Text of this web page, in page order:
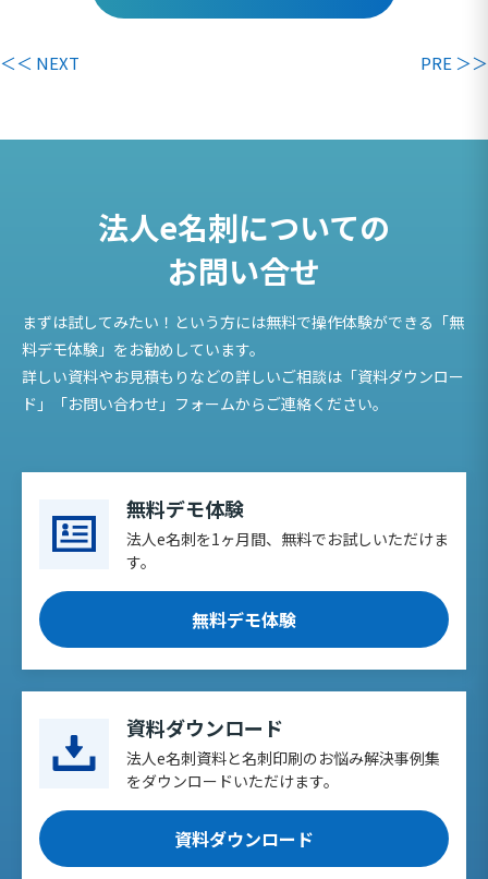
＜＜ NEXT PRE ＞＞
法人e名刺についての
お問い合せ
まずは試してみたい！という方には無料で操作体験ができる「無
料デモ体験」をお勧めしています。
詳しい資料やお見積もりなどの詳しいご相談は「資料ダウンロー
ド」「お問い合わせ」フォームからご連絡ください。
無料デモ体験
法人e名刺を1ヶ月間、無料でお試しいただけま
す。
無料デモ体験
資料ダウンロード
法人e名刺資料と名刺印刷のお悩み解決事例集
をダウンロードいただけます。
資料ダウンロード